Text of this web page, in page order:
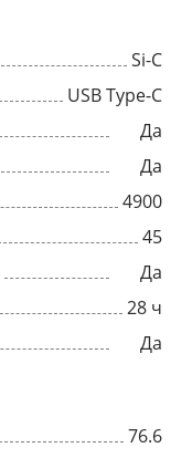
Si-C
USB Type-C
Да
Да
4900
45
Да
28 ч
Да
76.6